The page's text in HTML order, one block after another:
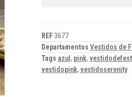
REF 3677
Departamentos Vestidos de
Tags azul , pink,
vestidopink, vestidoserenity